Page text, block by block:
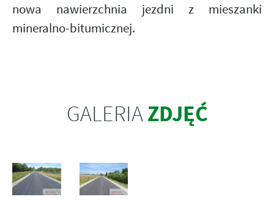
nowa nawierzchnia jezdni z mieszanki
mineralno-bitumicznej.
GALERIAZDJĘĆ